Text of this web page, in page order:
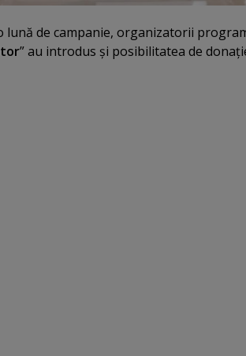
lună de campanie, organizatorii
” au introdus şi posibilitatea de